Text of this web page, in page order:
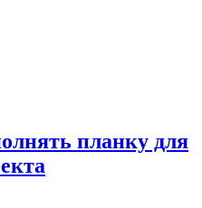
планку для